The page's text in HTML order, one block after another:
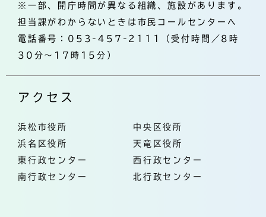
※一部、開庁時間が異なる組織、施設があります。
担当課がわからないときは市民コールセンターへ
電話番号：053-457-2111（受付時間／8時
30分～17時15分）
アクセス
浜松市役所
中央区役所
浜名区役所
天竜区役所
東行政センター
西行政センター
南行政センター
北行政センター